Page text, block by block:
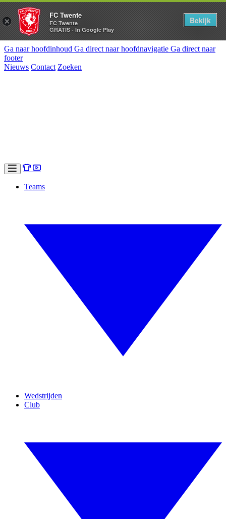
Ga naar hoofdinhoud Ga direct naar hoofdnavigatie Ga direct naar
footer
Nieuws Contact Zoeken
Teams
Wedstrijden
Club
×
FC Twente
FC Twente
GRATIS - In Google Play
Bekijk